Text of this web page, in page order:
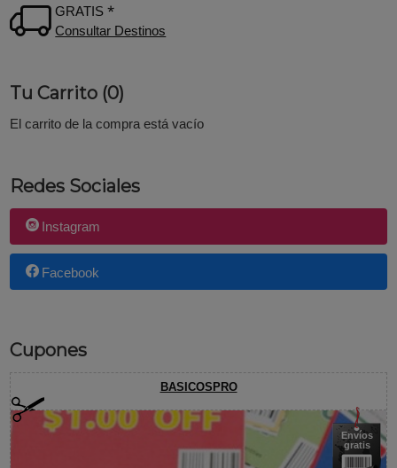
GRATIS *
Consultar Destinos
Tu Carrito (0)
El carrito de la compra está vacío
Redes Sociales
Instagram
Facebook
Cupones
BASICOSPRO
Envíos
gratis